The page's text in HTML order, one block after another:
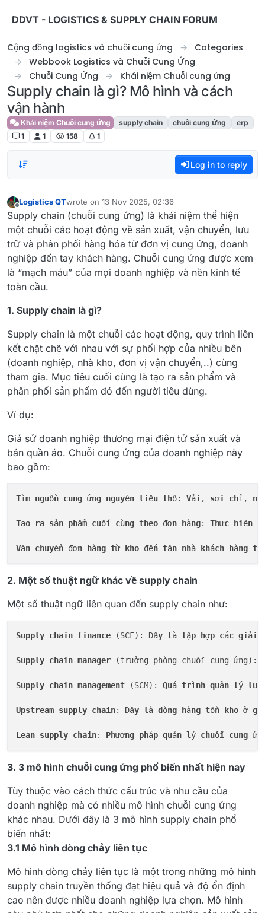
DDVT - LOGISTICS & SUPPLY CHAIN FORUM
Cộng đồng logistics và chuỗi cung ứng
Categories
Webbook Logistics và Chuỗi Cung Ứng
Chuỗi Cung Ứng
Khái niệm Chuỗi cung ứng
Supply chain là gì? Mô hình và cách
vận hành
Khái niệm Chuỗi cung ứng supply chain chuỗi cung ứng
erp
1
1 158 1
Log in to reply
Offline
Logistics QTwrote on 13 Nov 2025, 02:36
last edited by
Supply chain (chuỗi cung ứng) là khái niệm thể hiện
một chuỗi các hoạt động về sản xuất, vận chuyển, lưu
trữ và phân phối hàng hóa từ đơn vị cung ứng, doanh
nghiệp đến tay khách hàng. Chuỗi cung ứng được xem
là “mạch máu” của mọi doanh nghiệp và nền kinh tế
toàn cầu.
1. Supply chain là gì?
Supply chain là một chuỗi các hoạt động, quy trình liên
kết chặt chẽ với nhau với sự phối hợp của nhiều bên
(doanh nghiệp, nhà kho, đơn vị vận chuyển,..) cùng
tham gia. Mục tiêu cuối cùng là tạo ra sản phẩm và
phân phối sản phẩm đó đến người tiêu dùng.
Ví dụ:
Giả sử doanh nghiệp thương mại điện tử sản xuất và
bán quần áo. Chuỗi cung ứng của doanh nghiệp này
bao gồm:
Tìm nguồn cung ứng nguyên liệu thô: Vải, sợi chỉ, n
Tạo ra sản phẩm cuối cùng theo đơn hàng: Thực hiện
Vận chuyển đơn hàng từ kho đến tận nhà khách hàng th
2. Một số thuật ngữ khác về supply chain
Một số thuật ngữ liên quan đến supply chain như:
Supply chain finance (SCF): Đây là tập hợp các giải
Supply chain manager (trưởng phòng chuỗi cung ứng):
Supply chain management (SCM): Quá trình quản lý lu
Upstream supply chain: Đây là dòng hàng tồn kho ở
Lean supply chain: Phương pháp quản lý chuỗi cung ứ
3. 3 mô hình chuỗi cung ứng phổ biến nhất hiện nay
Tùy thuộc vào cách thức cấu trúc và nhu cầu của
doanh nghiệp mà có nhiều mô hình chuỗi cung ứng
khác nhau. Dưới đây là 3 mô hình supply chain phổ
biến nhất:
3.1 Mô hình dòng chảy liên tục
Mô hình dòng chảy liên tục là một trong những mô hình
supply chain truyền thống đạt hiệu quả và độ ổn định
cao nên được nhiều doanh nghiệp lựa chọn. Mô hình